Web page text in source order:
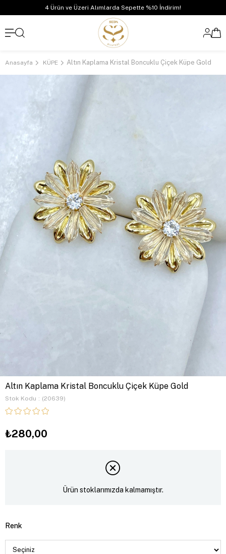
4 Ürün ve Üzeri Alımlarda Sepette %10 İndirim!
Anasayfa KÜPE Altın Kaplama Kristal Boncuklu Çiçek Küpe Gold
Altın Kaplama Kristal Boncuklu Çiçek Küpe Gold
Stok Kodu (20639)
₺280,00
Ürün stoklarımızda kalmamıştır.
Renk